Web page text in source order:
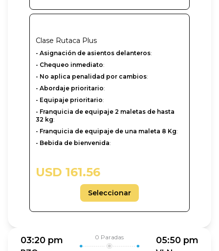
Clase Rutaca Plus
- Asignación de asientos delanteros:
- Chequeo inmediato:
- No aplica penalidad por cambios:
- Abordaje prioritario:
- Equipaje prioritario:
- Franquicia de equipaje 2 maletas de hasta
32 kg:
- Franquicia de equipaje de una maleta 8 Kg:
- Bebida de bienvenida:
USD 161.56
Seleccionar
03:20 pm 0 Paradas 05:50 pm